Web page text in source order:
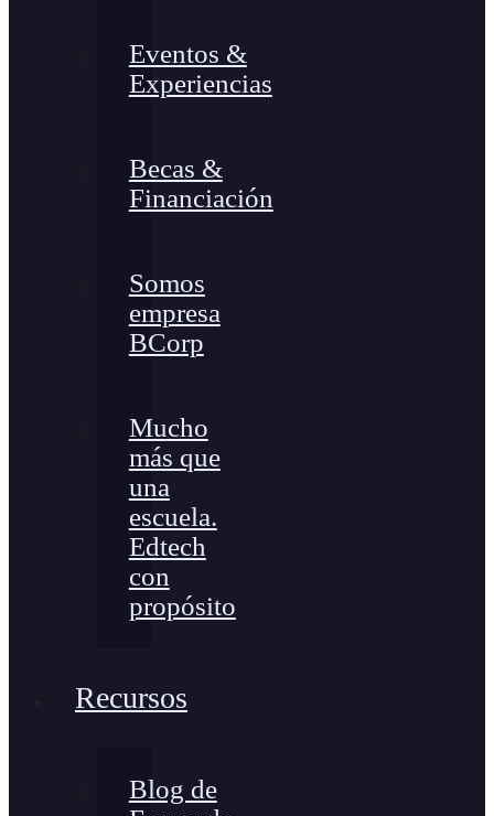
Eventos &
Experiencias
Becas &
Financiación
Somos
empresa
BCorp
Mucho
más que
una
escuela.
Edtech
con
propósito
Recursos
Blog de